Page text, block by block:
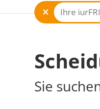
Sie